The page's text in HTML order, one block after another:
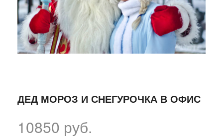
ДЕД МОРОЗ И СНЕГУРОЧКА В ОФИС
10850 руб.